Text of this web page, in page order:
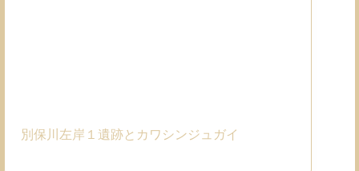
別保川左岸１遺跡とカワシンジュガイ